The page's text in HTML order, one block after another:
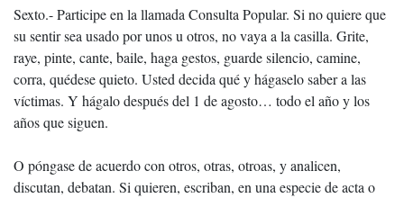
Sexto.- Participe en la llamada Consulta Popular. Si no quiere que
su sentir sea usado por unos u otros, no vaya a la casilla. Grite,
raye, pinte, cante, baile, haga gestos, guarde silencio, camine,
corra, quédese quieto. Usted decida qué y hágaselo saber a las
víctimas. Y hágalo después del 1 de agosto… todo el año y los
años que siguen.
O póngase de acuerdo con otros, otras, otroas, y analicen,
discutan, debatan. Si quieren, escriban, en una especie de acta o